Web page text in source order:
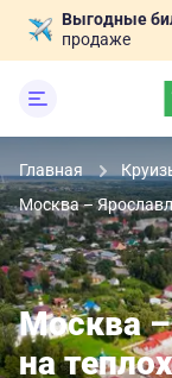
Выгодные
продаже
Главная
Москва –
Москва
на